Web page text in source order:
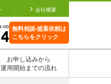
会社概要
無料相談•提案依頼は
こちらをクリック
お申し込みから
運用開始までの流れ